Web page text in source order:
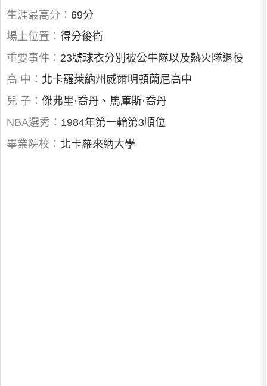
生涯最高分： 69分
場上位置： 得分後衛
重要事件： 23號球衣分別被公牛隊以及熱火隊退役
高 中： 北卡羅萊納州威爾明頓蘭尼高中
兒 子： 傑弗里·喬丹、馬庫斯·喬丹
NBA選秀： 1984年第一輪第3順位
畢業院校： 北卡羅來納大學